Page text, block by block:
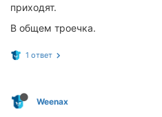
приходят.
В общем троечка.
1 ответ
Weenax